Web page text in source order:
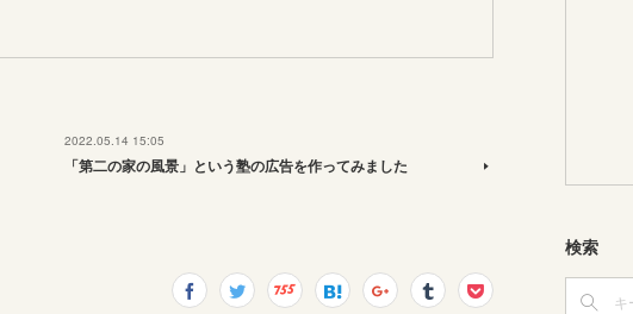
2022.05.14 15:05
「第二の家の風景」という塾の広告を作ってみました
検索